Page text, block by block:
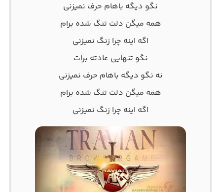
نگو دیگه باهام حرف نمیزنی
همه میگن دلت تنگ شده برام
اگه اینه چرا زنگ نمیزنی
نگو تنهایی عادته برات
نه نگو دیگه باهام حرف نمیزنی
همه میگن دلت تنگ شده برام
اگه اینه چرا زنگ نمیزنی